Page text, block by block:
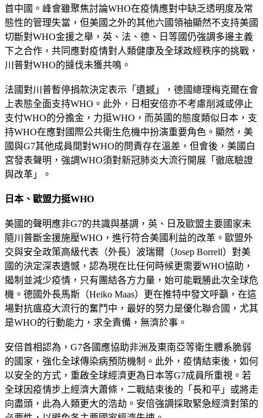
首中國。峰會雖聚焦討論WHO在疫情應對中缺乏透明度及常
態性的管理失當，但美國之外的其他六國領袖顯然不支持美國
切斷對WHO金援之舉，英、法、德、日等國仍強調多邊主義
下之合作，共同應對疫情對人類健康及全球政經秩序的挑戰，
川普對WHO的撻伐未獲共鳴。
法國對川普暫停捐款決定表示「遺撼」，德國總理梅克爾在會
上表態全面支持WHO。此外，日相安倍亦不考慮削減或停止
支付WHO的分擔金，力挺WHO，而英國的態度類似日本，支
持WHO在應對國際公共衛生危機中扮演重要角色。顯然，美
國與G7其他成員間對WHO的問責存在溫差，但會後，美國白
宮發表聲明，強調WHO須對新冠肺炎大流行開展「徹底驗證
與改革」。
日本、歐盟力挺WHO
美國的聲明應非G7的共識與基調，英、日及歐盟主要國家未
隨川普斷金援施壓WHO，進行符合美國利益的改革。歐盟外
交與安全政策高級代表（外長）波瑞爾（Josep Borrell）對美
國的決定深表遺憾，認為現在比任何時候更需要WHO協助，
遏制並減少疫情，只有團結各方力量，始可能戰勝此次全球危
機。德國外長馬斯（Heiko Maas）更在推特中發文呼籲，在這
場對抗瘟疫大流行的奮鬥中，最好的努力是優化聯合國，尤其
是WHO的行動能力，求全責備，無濟於事。
安倍首相認為，G7各國應協助非洲及東南亞等衛生體系脆弱
的國家，強化全球傳染病預防機制。此外，疫情結束後，如何
以安全的方式，重啟全球經濟更為日本等G7成員所重視。若
全球因疫情步上經濟大蕭條，二戰結束後的「長和平」或將走
向盡頭，此為人類更大的浩劫。安倍強調採取緊急經濟對策的